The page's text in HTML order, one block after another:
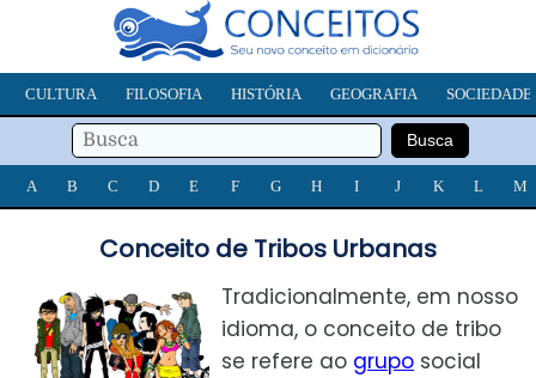
CULTURA FILOSOFIA HISTÓRIA GEOGRAFIA SOCIEDADE
A B C D E F G H I J K L M
Conceito de Tribos Urbanas
Tradicionalmente, em nosso
idioma, o conceito de tribo
se refere ao grupo social